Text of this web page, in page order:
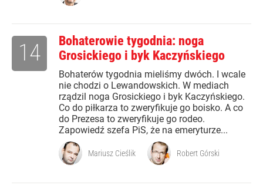
Bohaterowie tygodnia: noga
Grosickiego i byk Kaczyńskiego
Bohaterów tygodnia mieliśmy dwóch. I wcale
nie chodzi o Lewandowskich. W mediach
rządzil noga Grosickiego i byk Kaczyńskiego.
Co do piłkarza to zweryfikuje go boisko. A co
do Prezesa to zweryfikuje go rodeo.
Zapowiedź szefa PiS, że na emeryturze...
14
Mariusz Cieślik Robert Górski